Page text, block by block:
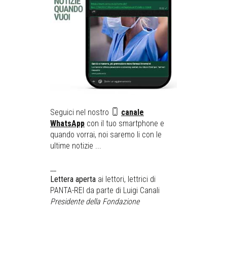
Seguici nel nostro
canale
WhatsApp con il tuo smartphone e
quando vorrai, noi saremo li con le
ultime notizie ...
Lettera aperta ai lettori, lettrici di
PANTA-REI da parte di Luigi Canali
Presidente della Fondazione